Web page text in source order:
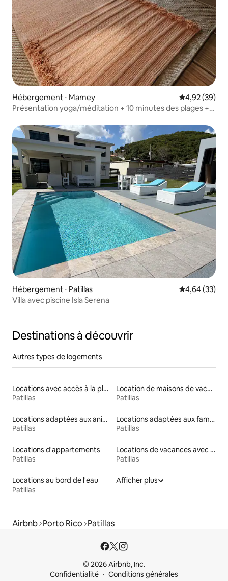
Hébergement ⋅ Mamey Évaluation
4,92 (39)
Présentation yoga/méditation + 10 minutes des plages +
Hébergement ⋅ Patillas Évaluation
4,64 (33)
Villa avec piscine Isla Serena
Destinations à découvrir
Autres types de logements
Locations avec accès à la plage
Patillas
Location de maisons de vacances
Patillas
Locations adaptées aux animaux
Patillas
Locations adaptées aux familles
Patillas
Locations d'appartements
Patillas
Locations de vacances avec piscine
Patillas
Locations au bord de l'eau
Patillas
Afficher plus
Airbnb Porto Rico Patillas
© 2026 Airbnb, Inc.
Confidentialité
Conditions générales